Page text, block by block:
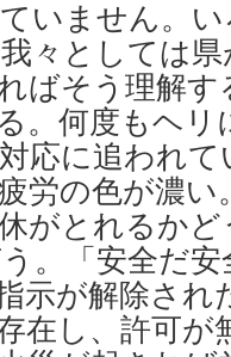
いません。
々としては
ばそう理解
。何度もヘ
応に追われ
労の色が濃
がとれるか
。「安全だ
示が解除され
在し、許可が